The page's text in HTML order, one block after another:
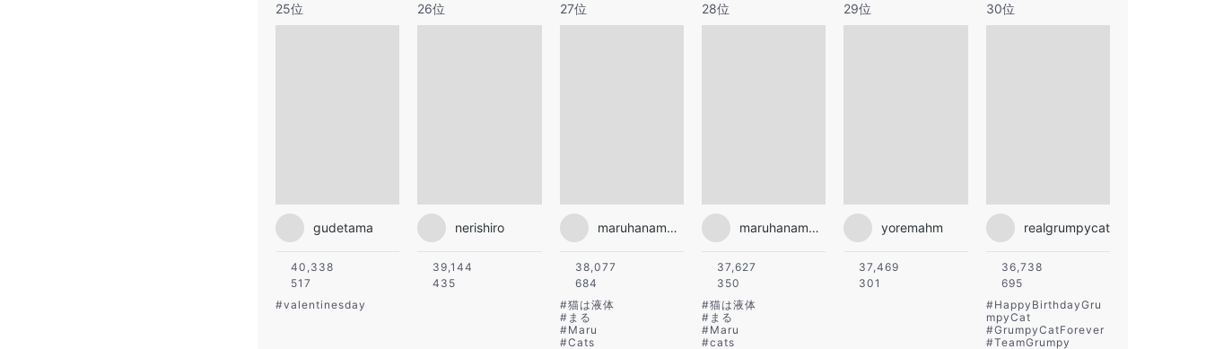
25位
gudetama
40,338
517
#valentinesday
26位
nerishiro
39,144
435
27位
maruhanamogu
38,077
684
#猫は液体
# まる
#Maru
#Cats
28位
maruhanamogu
37,627
350
#猫は液体
# まる
#Maru
#cats
29位
yoremahm
37,469
301
30位
realgrumpycat
36,738
695
#HappyBirthdayGru
mpyCat
#GrumpyCatForever
#TeamGrumpy